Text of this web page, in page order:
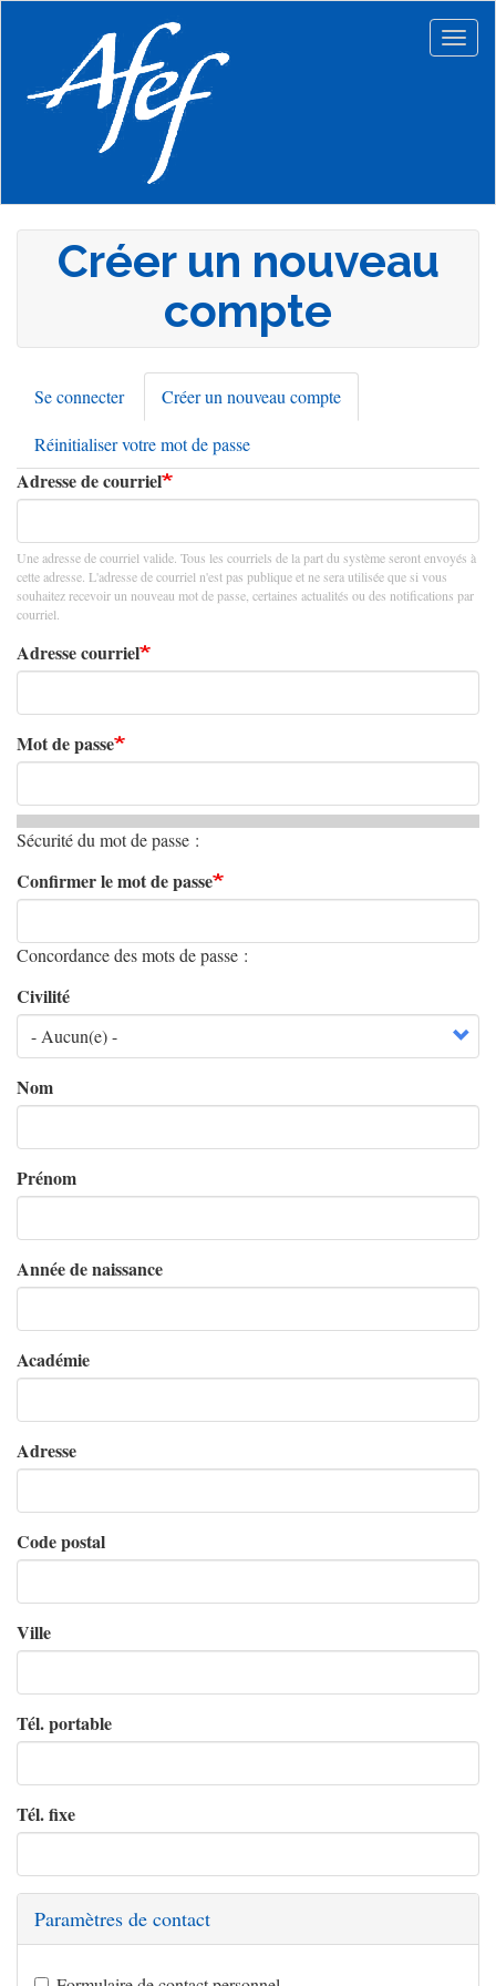
principal
Créer un nouveau
compte
Onglets
principaux
Se connecter Créer un nouveau compte
actif)
Réinitialiser votre mot de passe
Adresse de courriel
Une adresse de courriel valide. Tous les courriels de la part du système seront envoyés à
cette adresse. L'adresse de courriel n'est pas publique et ne sera utilisée que si vous
souhaitez recevoir un nouveau mot de passe, certaines actualités ou des notifications par
courriel.
Adresse courriel
Mot de passe
Sécurité du mot de passe :
Confirmer le mot de passe
Concordance des mots de passe :
Civilité
Nom
Prénom
Année de naissance
Académie
Adresse
Code postal
Ville
Tél. portable
Tél. fixe
Paramètres de contact